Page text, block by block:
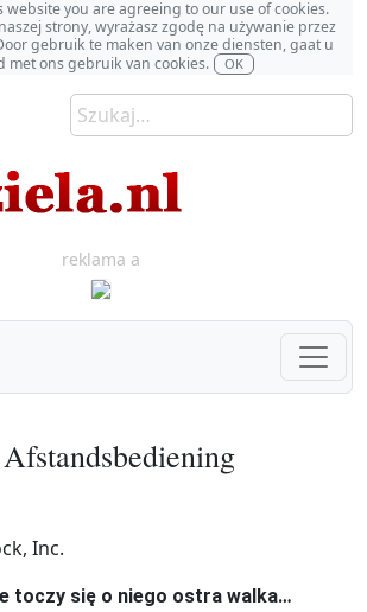
website you are agreeing to our use of cookies.
strony, wyrażasz zgodę na używanie przez
gebruik te maken van onze diensten, gaat u
met ons gebruik van cookies.
OK
reklama a
toczy się o niego ostra walka…